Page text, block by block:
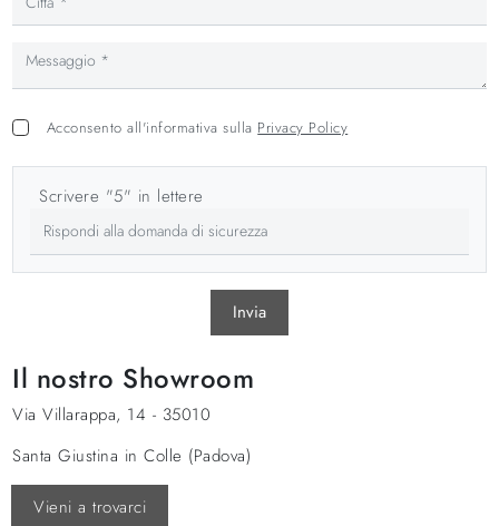
Il nostro Showroom
Via Villarappa, 14 - 35010
Santa Giustina in Colle (Padova)
Vieni a trovarci
Acconsento all'informativa sulla Privacy Policy
Scrivere "5" in lettere
Invia